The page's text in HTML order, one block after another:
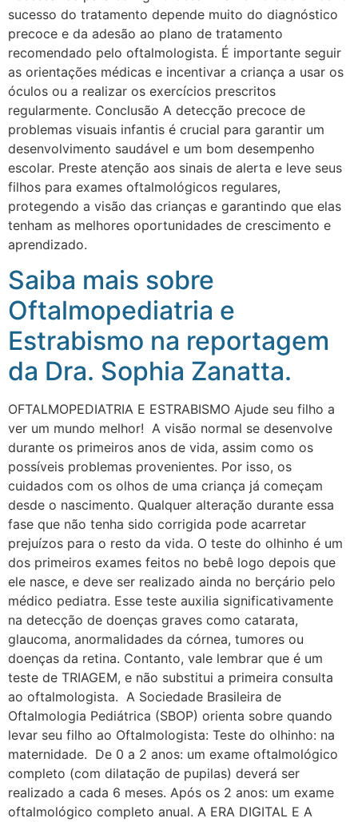
sucesso do tratamento depende muito do diagnóstico
precoce e da adesão ao plano de tratamento
recomendado pelo oftalmologista. É importante seguir
as orientações médicas e incentivar a criança a usar os
óculos ou a realizar os exercícios prescritos
regularmente. Conclusão A detecção precoce de
problemas visuais infantis é crucial para garantir um
desenvolvimento saudável e um bom desempenho
escolar. Preste atenção aos sinais de alerta e leve seus
filhos para exames oftalmológicos regulares,
protegendo a visão das crianças e garantindo que elas
tenham as melhores oportunidades de crescimento e
aprendizado.
Saiba mais sobre
Oftalmopediatria e
Estrabismo na reportagem
da Dra. Sophia Zanatta.
OFTALMOPEDIATRIA E ESTRABISMO Ajude seu filho a
ver um mundo melhor! A visão normal se desenvolve
durante os primeiros anos de vida, assim como os
possíveis problemas provenientes. Por isso, os
cuidados com os olhos de uma criança já começam
desde o nascimento. Qualquer alteração durante essa
fase que não tenha sido corrigida pode acarretar
prejuízos para o resto da vida. O teste do olhinho é um
dos primeiros exames feitos no bebê logo depois que
ele nasce, e deve ser realizado ainda no berçário pelo
médico pediatra. Esse teste auxilia significativamente
na detecção de doenças graves como catarata,
glaucoma, anormalidades da córnea, tumores ou
doenças da retina. Contanto, vale lembrar que é um
teste de TRIAGEM, e não substitui a primeira consulta
ao oftalmologista. A Sociedade Brasileira de
Oftalmologia Pediátrica (SBOP) orienta sobre quando
levar seu filho ao Oftalmologista: Teste do olhinho: na
maternidade. De 0 a 2 anos: um exame oftalmológico
completo (com dilatação de pupilas) deverá ser
realizado a cada 6 meses. Após os 2 anos: um exame
oftalmológico completo anual. A ERA DIGITAL E A